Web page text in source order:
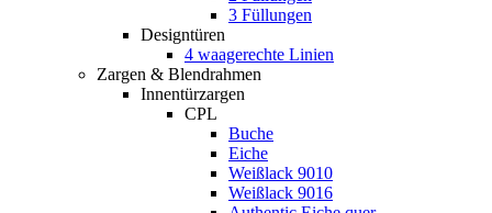
3 Füllungen
Designtüren
4 waagerechte Linien
Zargen & Blendrahmen
Innentürzargen
CPL
Buche
Eiche
Weißlack 9010
Weißlack 9016